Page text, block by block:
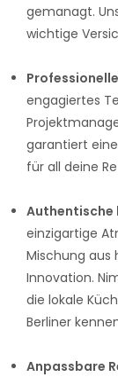
gemanagt.
wichtige
engagiertes
garantiert
für all deine
Authentische
einzigartige
Mischung aus
Innovation.
die lokale
Berliner
Anpassbare